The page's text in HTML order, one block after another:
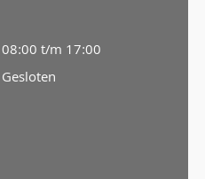
08:00 t/m 17:00
Gesloten